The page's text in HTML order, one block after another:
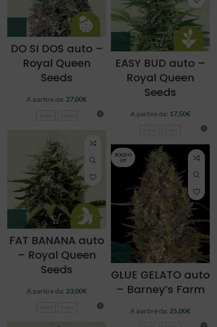
DO SI DOS auto –
Royal Queen
Seeds
A partire da: 27,00€
EASY BUD auto –
Royal Queen
Seeds
A partire da: 17,50€
FAT BANANA auto
– Royal Queen
Seeds
A partire da: 23,00€
SOLD O
UT
GLUE GELATO auto
– Barney’s Farm
A partire da: 25,00€